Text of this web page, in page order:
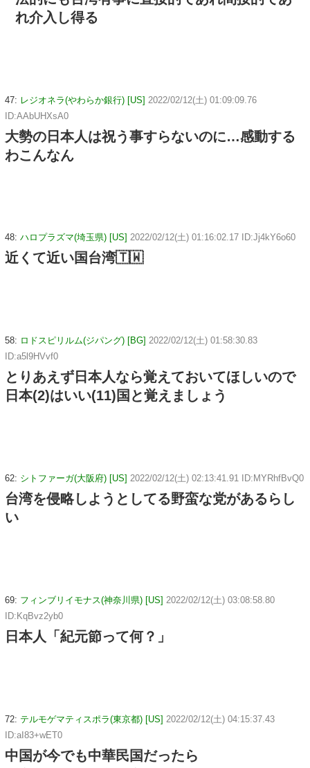
れ介入し得る
47: レジオネラ(やわらか銀行) [US] 2022/02/12(土) 01:09:09.76
ID:AAbUHXsA0
大勢の日本人は祝う事すらないのに…感動する
わこんなん
48: ハロプラズマ(埼玉県) [US] 2022/02/12(土) 01:16:02.17 ID:Jj4kY6o60
近くて近い国台湾🇹🇼
58: ロドスピリルム(ジパング) [BG] 2022/02/12(土) 01:58:30.83
ID:a5l9HVvf0
とりあえず日本人なら覚えておいてほしいので
日本(2)はいい(11)国と覚えましょう
62: シトファーガ(大阪府) [US] 2022/02/12(土) 02:13:41.91 ID:MYRhfBvQ0
台湾を侵略しようとしてる野蛮な党があるらし
い
69: フィンブリイモナス(神奈川県) [US] 2022/02/12(土) 03:08:58.80
ID:KqBvz2yb0
日本人「紀元節って何？」
72: テルモゲマティスポラ(東京都) [US] 2022/02/12(土) 04:15:37.43
ID:aI83+wET0
中国が今でも中華民国だったら